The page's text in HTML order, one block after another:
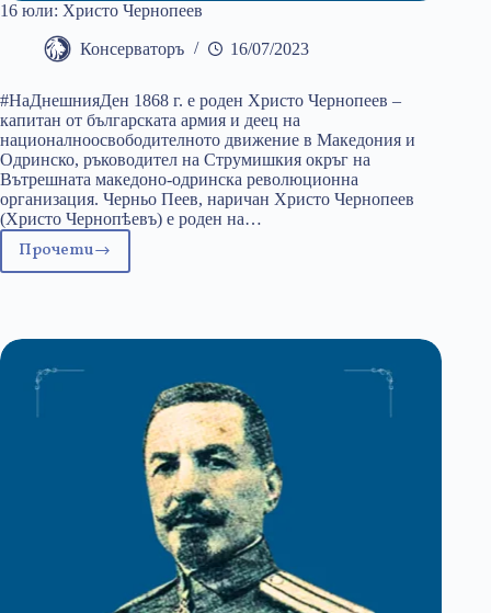
16 юли: Христо Чернопеев
Консерваторъ 16/07/2023
#НаДнешнияДен 1868 г. е роден Христо Чернопеев –
капитан от българската армия и деец на
националноосвободителното движение в Македония и
Одринско, ръководител на Струмишкия окръг на
Вътрешната македоно-одринска революционна
организация. Черньо Пеев, наричан Христо Чернопеев
(Христо Чернопѣевъ) е роден на…
Прочети
16